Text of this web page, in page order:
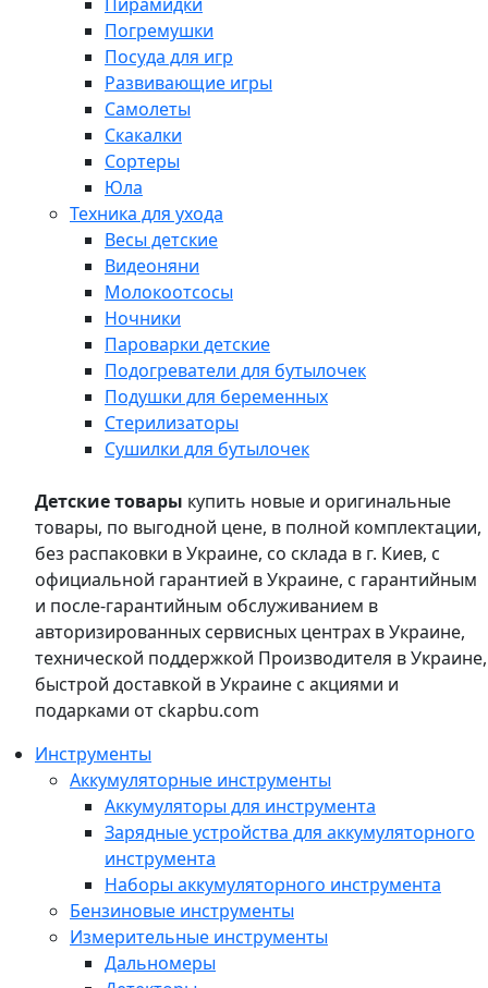
Погремушки
Посуда для игр
Развивающие игры
Самолеты
Скакалки
Сортеры
Юла
Техника для ухода
Весы детские
Видеоняни
Молокоотсосы
Ночники
Пароварки детские
Подогреватели для бутылочек
Подушки для беременных
Стерилизаторы
Сушилки для бутылочек
Детские товары купить новые и оригинальные
товары, по выгодной цене, в полной комплектации,
без распаковки в Украине, со склада в г. Киев, с
официальной гарантией в Украине, с гарантийным
и после-гарантийным обслуживанием в
авторизированных сервисных центрах в Украине,
технической поддержкой Производителя в Украине,
быстрой доставкой в Украине с акциями и
подарками от ckapbu.com
Инструменты
Аккумуляторные инструменты
Аккумуляторы для инструмента
Зарядные устройства для аккумуляторного
инструмента
Наборы аккумуляторного инструмента
Бензиновые инструменты
Измерительные инструменты
Дальномеры